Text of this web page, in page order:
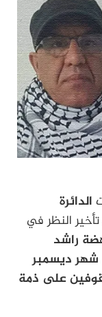
الدائرة
تأخير النظر في
راشد
شهر ديسمبر
على ذمة